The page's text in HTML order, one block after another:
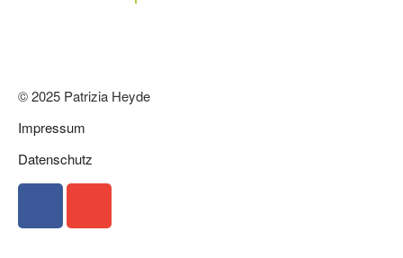
© 2025 Patrizia Heyde
Impressum
Datenschutz